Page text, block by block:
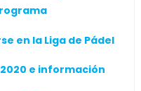
en la Liga de Pádel
e información